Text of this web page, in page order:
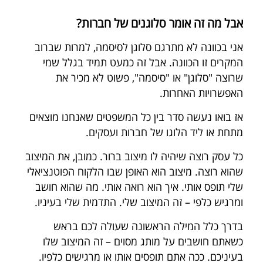
אבל מה זה אומר סלוגנים של חברות?
אני בכוונה לא מתרגם סלוגן לסיסמה, למרות שברוב
המקרים זו הכוונה. אבל זה כמעט תמיד בגלל שמי
שרוצה "סלוגן" או "סיסמה", פשוט לא מכיר את
האפשרויות האחרות.
אז בואו נעשה סדר בין כל המשפטים שאנחנו מוצאים
מתחת או ליד הלוגו של חברות ועסקים.
כל עסק רוצה שיהיה לו מיצוב ברור. כמובן, את המיצוב
שהוא רוצה. מיצוב הוא האופן שבו הלקוח הפוטנציאלי
שלי תופס אותי. איך הוא רואה אותי. מה שהוא חושב
ומרגיש כלפי – זה המיצוב שלי. התדמית שלי בעיניו.
בדרך כלל המילה הראשונה שעולה לכם בראש
כשאתם חושבים על מותג מסוים – זה המיצוב שלו
בעיניכם. ככה אתם תופסים אותו או מרגישים כלפיו.